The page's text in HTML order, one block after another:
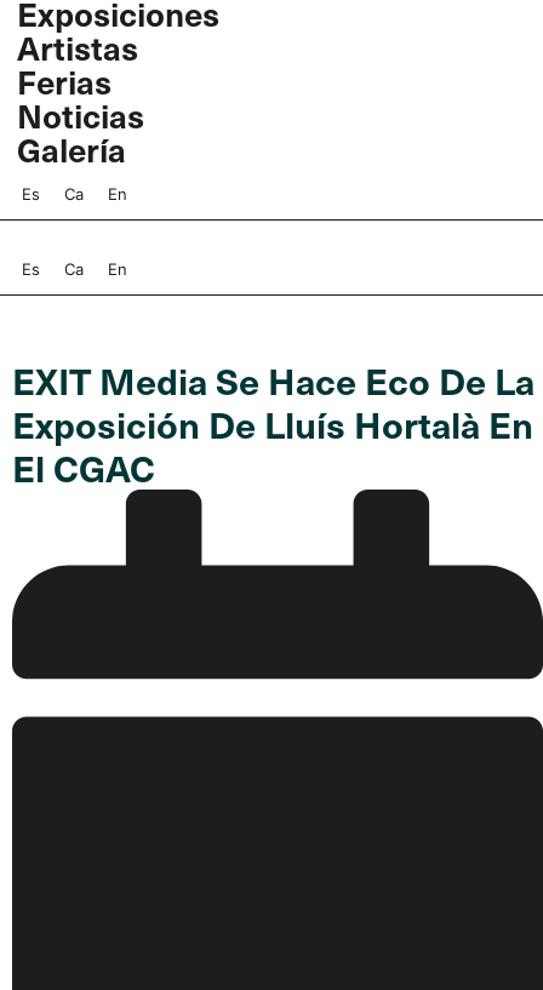
contenido
Exposiciones
Artistas
Ferias
Noticias
Galería
Es Ca En
Es Ca En
EXIT Media Se Hace Eco De La
Exposición De Lluís Hortalà En
El CGAC